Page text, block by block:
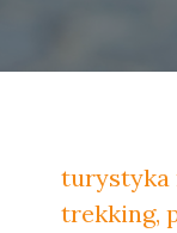
turystyka
trekking,